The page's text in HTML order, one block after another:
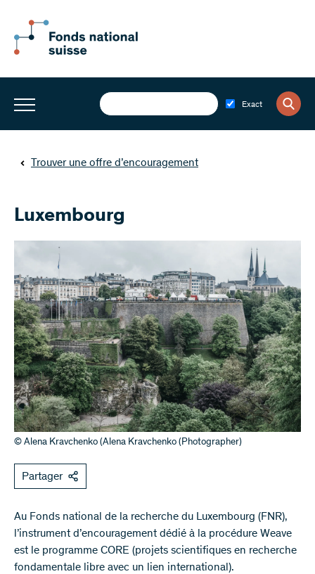
Exact
Trouver une offre d’encouragement
Luxembourg
© Alena Kravchenko (Alena Kravchenko (Photographer)
Partager
Au Fonds national de la recherche du Luxembourg (FNR),
l’instrument d’encouragement dédié à la procédure Weave
est le programme CORE (projets scientifiques en recherche
fondamentale libre avec un lien international).